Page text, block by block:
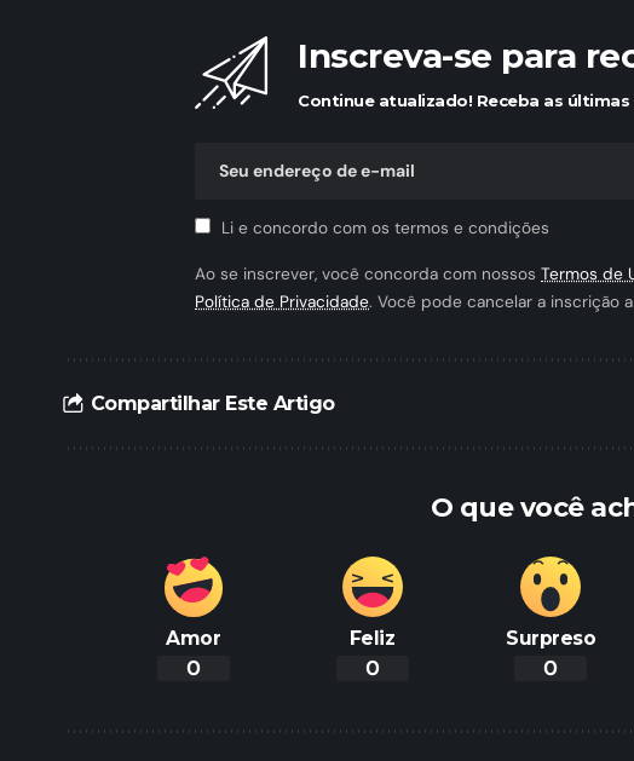
Inscreva-se para
Continue atualizado! Receba as
Li e concordo com os termos e condições
Ao se inscrever, você concorda com nossos Termos de
Política de Privacidade. Você pode cancelar a inscrição
Compartilhar Este Artigo
O que você
Amor
0
Feliz
0
Surpreso
0